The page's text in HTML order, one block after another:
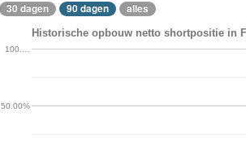
30 dagen 90 dagen alles
Historische opbouw netto shortpositie in
50.00%
100.…